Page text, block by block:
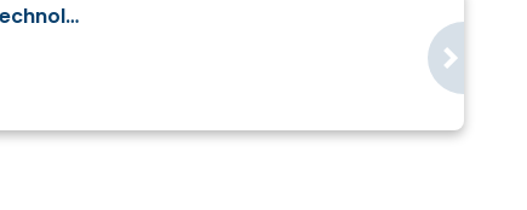
Partnerská burza KETs - výroba, energetika, materiály, AI, baterie, vodík, digitální technologie